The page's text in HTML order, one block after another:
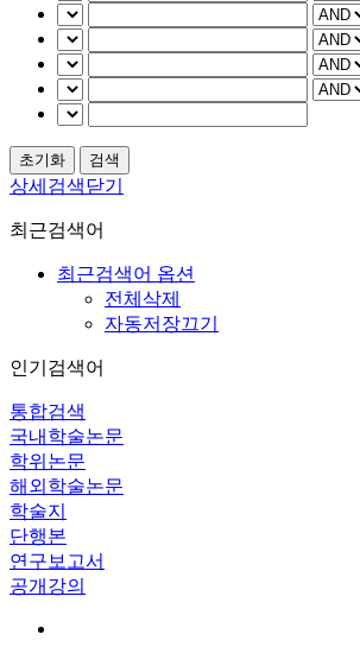
상세검색닫기
최근검색어
최근검색어 옵션
전체삭제
자동저장끄기
인기검색어
통합검색
국내학술논문
학위논문
해외학술논문
학술지
단행본
연구보고서
공개강의